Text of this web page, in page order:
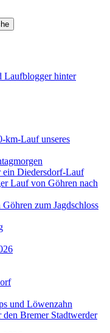
Laufblogger hinter
km-Lauf unseres
ein Diedersdorf-Lauf
Lauf von Göhren nach
zum Jagdschloss
und Löwenzahn
Bremer Stadtwerder